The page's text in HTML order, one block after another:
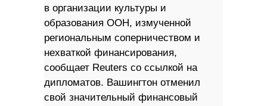
в организации культуры и
образования ООН, измученной
региональным соперничеством и
нехваткой финансирования,
сообщает Reuters со ссылкой на
дипломатов. Вашингтон отменил
свой значительный финансовый